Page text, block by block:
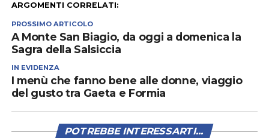
ARGOMENTI CORRELATI:
PROSSIMO ARTICOLO
A Monte San Biagio, da oggi a domenica la
Sagra della Salsiccia
IN EVIDENZA
I menù che fanno bene alle donne, viaggio
del gusto tra Gaeta e Formia
POTREBBE INTERESSARTI...